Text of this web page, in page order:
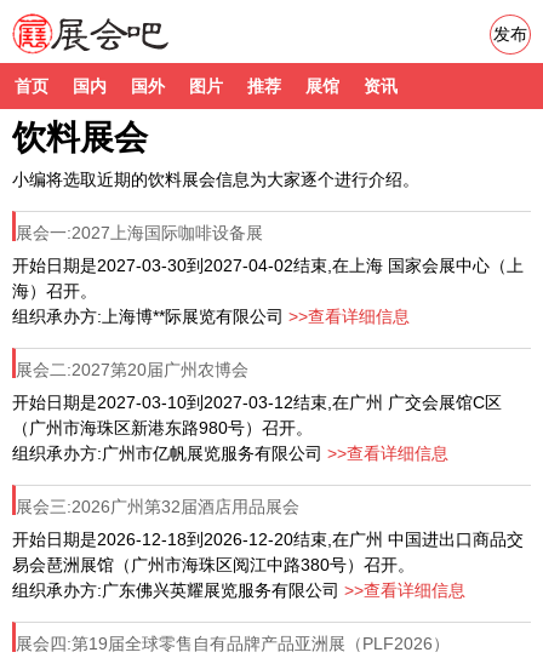
首页 国内 国外 图片 推荐 展馆 资讯
发布
饮料展会
小编将选取近期的饮料展会信息为大家逐个进行介绍。
展会一:2027上海国际咖啡设备展
开始日期是2027-03-30到2027-04-02结束,在上海 国家会展中心（上
海）召开。
组织承办方:上海博**际展览有限公司 >>查看详细信息
展会二:2027第20届广州农博会
开始日期是2027-03-10到2027-03-12结束,在广州 广交会展馆C区
（广州市海珠区新港东路980号）召开。
组织承办方:广州市亿帆展览服务有限公司 >>查看详细信息
展会三:2026广州第32届酒店用品展会
开始日期是2026-12-18到2026-12-20结束,在广州 中国进出口商品交
易会琶洲展馆（广州市海珠区阅江中路380号）召开。
组织承办方:广东佛兴英耀展览服务有限公司 >>查看详细信息
展会四:第19届全球零售自有品牌产品亚洲展（PLF2026）